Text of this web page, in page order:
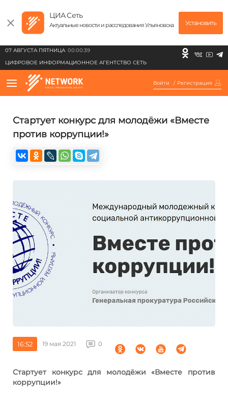
ЦИА Сеть
Актуальные новости и расследования Ульяновска Установить
07 АВГУСТА ПЯТНИЦА 00:00:39
ЦИФРОВОЕ ИНФОРМАЦИОННОЕ АГЕНТСТВО СЕТЬ
Войти / Регистрация
Стартует конкурс для молодёжи «Вместе
против коррупции!»
16:52 19 мая 2021 0
Стартует конкурс для молодёжи «Вместе против
коррупции!»